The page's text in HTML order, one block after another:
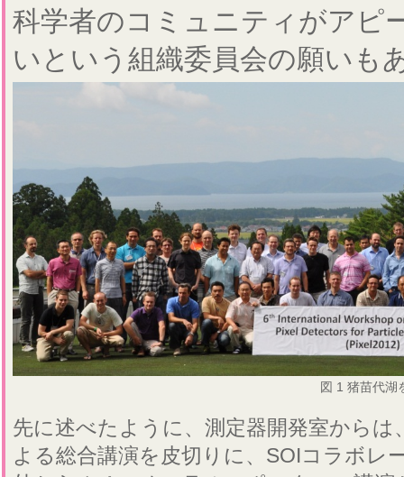
科学者のコミュニティがアピ
いという組織委員会の願いも
図 1 猪苗代湖
先に述べたように、測定器開発室からは
よる総合講演を皮切りに、SOIコラボレ